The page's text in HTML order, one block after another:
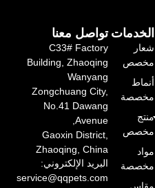
الخدمات
شعار
مخصص
أنماط
مخصصة
منتج
مخصص
مواد
مخصصة
تواصل معنا
C33# Factory
Building, Zhaoqing
Wanyang
Zongchuang City,
No.41 Dawang
Avenue,
Gaoxin District,
Zhaoqing, China
البريد الإلكتروني:
service@qqpets.com